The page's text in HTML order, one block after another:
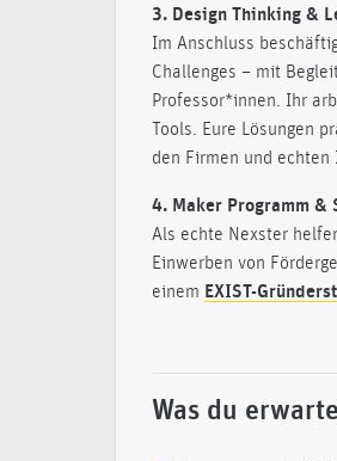
3. Design Thinking &
Im Anschluss
Challenges – mit
Professor*innen. Ihr
Tools. Eure Lösungen
den Firmen und echten
4. Maker Programm &
Als echte Nexster
Einwerben von
einem EXIST-
Was du